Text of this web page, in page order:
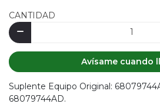
CANTIDAD
Avísame cuando
Suplente Equipo Original:
68079744AD.